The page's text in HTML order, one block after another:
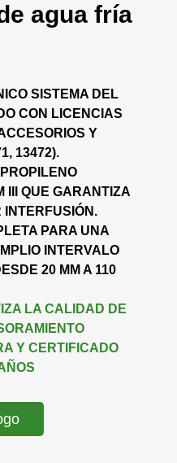
agua fría
SISTEMA DEL
CON LICENCIAS
Y
13472).
III QUE GARANTIZA
INTERFUSIÓN.
PARA UNA
INTERVALO
20 MM A 110
LA CALIDAD DE
Y CERTIFICADO